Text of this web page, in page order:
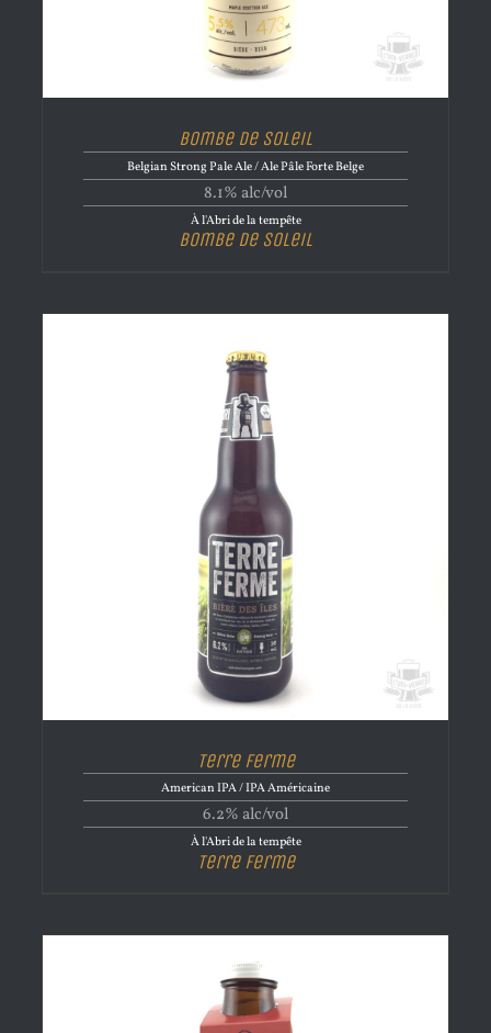
Bombe de Soleil
Belgian Strong Pale Ale / Ale Pâle Forte Belge
8.1% alc/vol
À l'Abri de la tempête
Bombe de Soleil
Terre Ferme
American IPA / IPA Américaine
6.2% alc/vol
À l'Abri de la tempête
Terre Ferme